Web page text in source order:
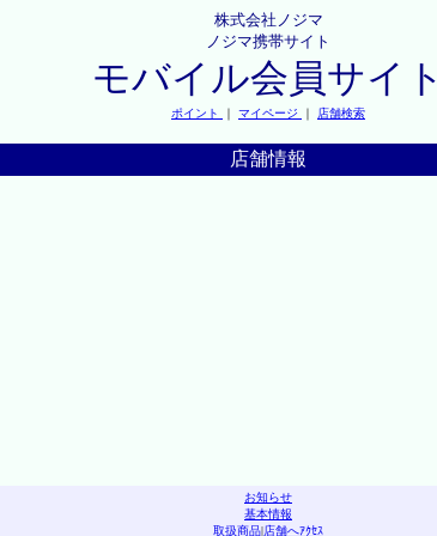
株式会社ノジマ
ノジマ携帯サイト
モバイル会員サイト
ポイント ｜ マイページ ｜ 店舗検索
店舗情報
お知らせ
基本情報
取扱商品|店舗へｱｸｾｽ